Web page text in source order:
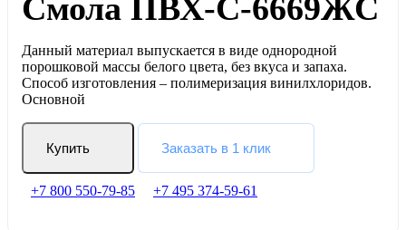
Смола ПВХ-С-6669ЖС
Данный материал выпускается в виде однородной
порошковой массы белого цвета, без вкуса и запаха.
Способ изготовления – полимеризация винилхлоридов.
Основной
Купить Заказать в 1 клик
+7 800 550-79-85 +7 495 374-59-61